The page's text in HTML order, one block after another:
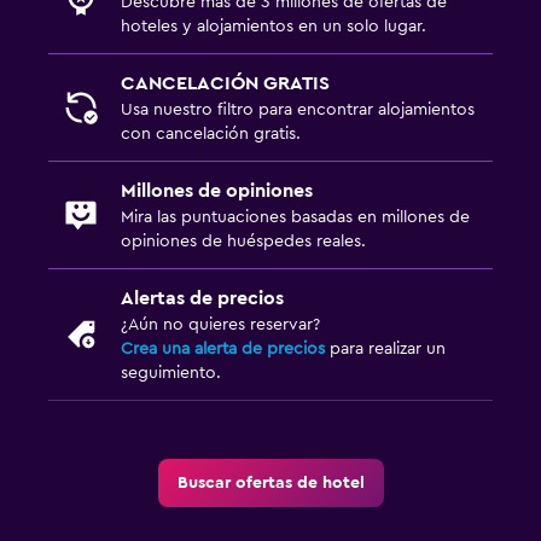
Salud y seguridad
Limpieza diaria
hoteles y alojamientos en un solo lugar.
CANCELACIÓN GRATIS
Usa nuestro filtro para encontrar alojamientos
con cancelación gratis.
Millones de opiniones
Mira las puntuaciones basadas en millones de
opiniones de huéspedes reales.
Alertas de precios
¿Aún no quieres reservar?
Crea una alerta de precios para realizar un
seguimiento.
Buscar ofertas de hotel